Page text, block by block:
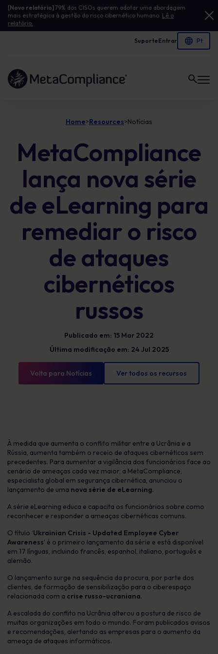
[Novo relatório]79% dos CISOs querem adotar uma abordagem
mais estratégica à gestão do risco cibernético humano. Lê o
relatório.
SuporteEntrar
Ligação à página inicial
Home>Resources>Notícias
MetaCompliance
lança nova série
de eLearning para
remediar o risco
de ataques
cibernéticos
russos
Publicado em: 15 Mar 2022
Última modificação em: 24 Jul 2025
Volta para Notícias Ver todos os recursos
À medida que aumenta o conflito militar entre a Ucrânia e a
Rússia, aumenta também o receio de ataques cibernéticos sem
precedentes. Para aumentar a vigilância dos funcionários face ao
cenário de ameaças cada vez maior, a MetaCompliance,
especialista global em segurança cibernética, anunciou o
lançamento de uma nova série de eLearning.
A série eLearning educa e capacita os funcionários sobre como
reconhecer e responder a ameaças cibernéticas comuns.
O título ‘Ukrainian Crisis - Updated Employee Cyber
Awareness‘ é o primeiro lançamento da série e está disponível
em 17 línguas, incluindo francês, espanhol, italiano, português e
alemão.
O lançamento surge na sequência da procura, por parte dos
clientes, de formação de sensibilização para o ciberespaço
relacionada com a crise russo-ucraniana.
A escalada do conflito na Ucrânia alterou a postura de risco de
muitas organizações em todo o mundo. Foram publicados avisos
e recomendações, alertando as empresas para o aumento da
ameaça de ataques informáticos.